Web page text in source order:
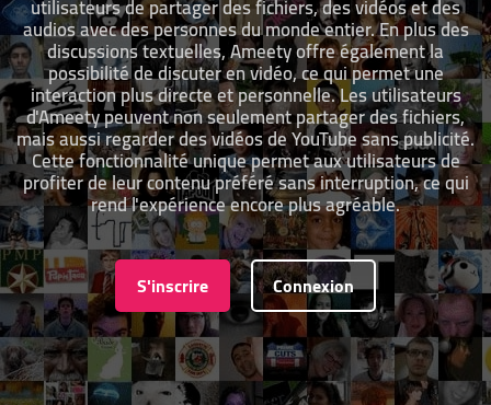
utilisateurs de partager des fichiers, des vidéos et des
audios avec des personnes du monde entier. En plus des
discussions textuelles, Ameety offre également la
possibilité de discuter en vidéo, ce qui permet une
interaction plus directe et personnelle. Les utilisateurs
d'Ameety peuvent non seulement partager des fichiers,
mais aussi regarder des vidéos de YouTube sans publicité.
Cette fonctionnalité unique permet aux utilisateurs de
profiter de leur contenu préféré sans interruption, ce qui
rend l'expérience encore plus agréable.
S'inscrire Connexion